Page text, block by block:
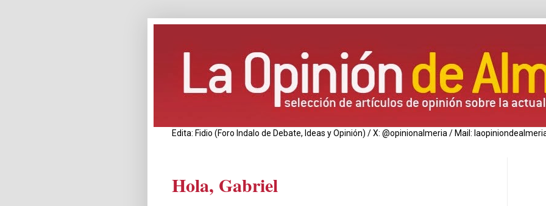
Edita: Fidio (Foro Indalo de Debate, Ideas y Opinión) / X: @opinionalmeria / Mail:
Hola, Gabriel